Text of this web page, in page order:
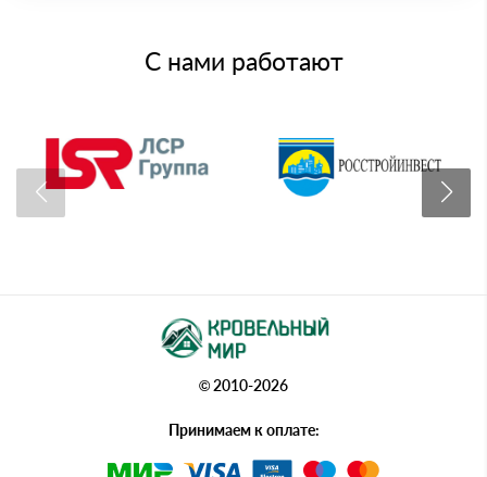
С нами работают
© 2010-2026
Принимаем к оплате: